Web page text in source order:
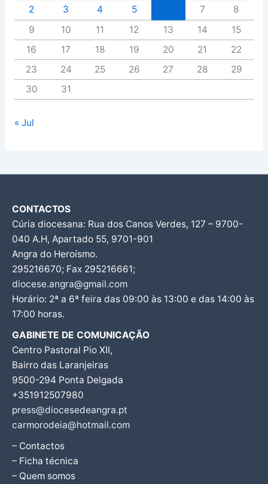
2
3 4 5 7
8
9
10 11 12 13 14
15
16
17 18 19 20 21
22
23
24 25 26 27 28
29
30
31
« Jul
CONTACTOS
Cúria diocesana: Rua dos Canos Verdes, 127 – 9700-
040 A.H, Apartado 55, 9701-901
Angra do Heroísmo.
295216670; Fax 295216661;
diocese.angra@gmail.com
Horário: 2ª a 6ª feira das 09:00 às 13:00 e das 14:00 às
17:00 horas.
GABINETE DE COMUNICAÇÃO
Centro Pastoral Pio XII,
Bairro das Laranjeiras
9500-294 Ponta Delgada
+351912507980
press@diocesedeangra.pt
carmorodeia@hotmail.com
– Contactos
– Ficha técnica
– Quem somos